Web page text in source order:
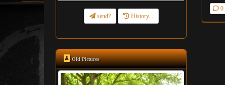
send? History...
Old Pictures
0